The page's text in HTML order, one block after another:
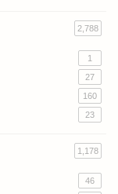
2,788
1
27
160
23
1,178
46